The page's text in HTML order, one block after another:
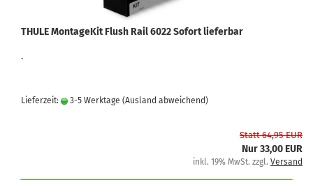
THULE MontageKit Flush Rail 6022 Sofort lieferbar
.
Lieferzeit: 3-5 Werktage (Ausland abweichend)
Statt 64,95 EUR
Nur 33,00 EUR
inkl. 19% MwSt. zzgl. Versand